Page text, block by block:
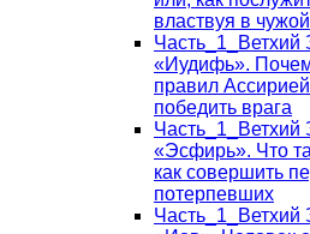
властвуя в чужой
Часть_1_Ветхий
«Иудифь».
правил
победить врага
Часть_1_Ветхий
«Эсфирь». Что
как совершить
потерпевших
Часть_1_Ветхий